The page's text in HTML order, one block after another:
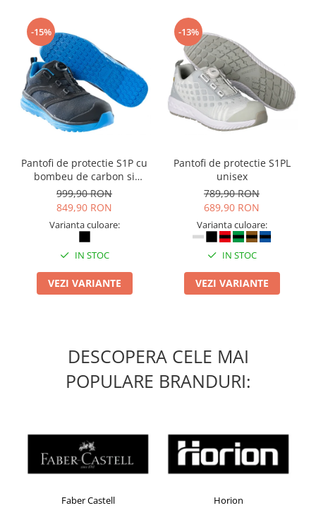
Tricouri
Bluze & Pulovere
Camasi
Pantaloni
Pantaloni cu pieptar
Hanorace
Impermeabile
Veste
Reflectorizante
Incaltaminte de lucru si protectie
Incaltaminte de oras si munte
Echipamente medicale
Manusi de protectie
Ochelari de protectie si viziere
Pachete promotionale
Accesorii pentru protectia muncii
Sosete de lucru
-15%
Pantofi de protectie S1P cu
bombeu de carbon si
inchidere BOAÂ® Fit
999,90 RON
849,90 RON
Varianta culoare:
IN STOC
VEZI VARIANTE
-13%
Pantofi de protectie S1PL
unisex
789,90 RON
689,90 RON
Varianta culoare:
IN STOC
VEZI VARIANTE
DESCOPERA CELE MAI
POPULARE BRANDURI:
Faber Castell Horion